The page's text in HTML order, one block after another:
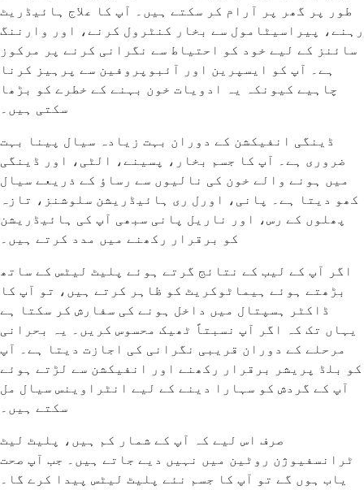
طور پر گھر پر آرام کر سکتے ہیں۔ آپ کا علاج ہائیڈریٹ
رہنے، پیراسیٹامول سے بخار کنٹرول کرنے، اور وارننگ
سائنز کے لیے خود کو احتیاط سے نگرانی کرنے پر مرکوز
ہے۔ آپ کو ایسپرین اور آئبوپروفین سے پرہیز کرنا
چاہیے کیونکہ یہ ادویات خون بہنے کے خطرے کو بڑھا
سکتی ہیں۔
ڈینگی انفیکشن کے دوران بہت زیادہ سیال پینا بہت
ضروری ہے۔ آپ کا جسم بخار، پسینے، الٹی، اور ڈینگی
میں ہونے والے خون کی نالیوں سے رساؤ کے ذریعے سیال
کھو دیتا ہے۔ پانی، اورل ری ہائیڈریشن سلوشنز، تازہ
پھلوں کے رس، اور ناریل پانی سبھی آپ کی ہائیڈریشن
کو برقرار رکھنے میں مدد کرتے ہیں۔
اگر آپ کے لیب کے نتائج گرتے ہوئے پلیٹ لیٹس کے ساتھ
بڑھتے ہوئے ہیماٹوکریٹ کو ظاہر کرتے ہیں، تو آپ کا
ڈاکٹر ہسپتال میں داخل ہونے کی سفارش کر سکتا ہے
یہاں تک کہ اگر آپ نسبتاً ٹھیک محسوس کریں۔ یہ بحرانی
مرحلے کے دوران قریبی نگرانی کی اجازت دیتا ہے۔ آپ
کو بلڈ پریشر برقرار رکھنے اور انفیکشن سے لڑتے ہوئے
آپ کے گردش کو سہارا دینے کے لیے انٹراوینس سیال مل
سکتے ہیں۔
صرف اس لیے کہ آپ کے شمار کم ہیں، پلیٹ لیٹ
ٹرانسفیوژن روٹین میں نہیں دیے جاتے ہیں۔ جب آپ صحت
یاب ہوں گے تو آپ کا جسم نئے پلیٹ لیٹس پیدا کرے گا۔